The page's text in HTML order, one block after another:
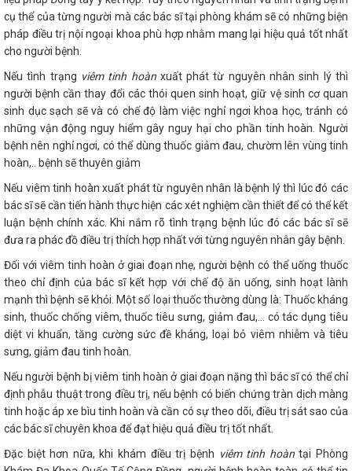
cụ thể của từng người mà các bác sĩ tại phòng khám sẽ có những biện
pháp điều trị nội ngoại khoa phù hợp nhằm mang lại hiệu quả tốt nhất
cho người bệnh.
Nếu tình trạng viêm tinh hoàn xuất phát từ nguyên nhân sinh lý thì
người bệnh cần thay đổi các thói quen sinh hoạt, giữ vệ sinh cơ quan
sinh dục sạch sẽ và có chế độ làm việc nghỉ ngơi khoa học, tránh có
những vận động nguy hiểm gây nguy hại cho phần tinh hoàn. Người
bệnh nên nghỉ ngơi, có thể dùng thuốc giảm đau, chườm lên vùng tinh
hoàn,.. bệnh sẽ thuyên giảm
Nếu viêm tinh hoàn xuất phát từ nguyên nhân là bệnh lý thì lúc đó các
bác sĩ sẽ cần tiến hành thực hiện các xét nghiệm cần thiết để có thể kết
luận bệnh chính xác. Khi nắm rõ tình trạng bệnh lúc đó các bác sĩ sẽ
đưa ra phác đồ điều trị thích hợp nhất với từng nguyên nhân gây bệnh.
Đối với viêm tinh hoàn ở giai đoạn nhẹ, người bệnh có thể uống thuốc
theo chỉ định của bác sĩ kết hợp với chế độ ăn uống, sinh hoạt lành
mạnh thì bệnh sẽ khỏi. Một số loại thuốc thường dùng là: Thuốc kháng
sinh, thuốc chống viêm, thuốc tiêu sưng, giảm đau,… có tác dụng tiêu
diệt vi khuẩn, tăng cường sức đề kháng, loại bỏ viêm nhiễm và tiêu
sưng, giảm đau tinh hoàn.
Nếu người bệnh bị viêm tinh hoàn ở giai đoạn nặng thì bác sĩ có thể chỉ
định phẫu thuật trong điều trị, nếu bệnh có biến chứng tràn dịch màng
tinh hoặc áp xe bìu tinh hoàn và cần có sự theo dõi, điều trị sát sao của
các bác sĩ chuyên khoa để đạt hiệu quả điều trị tốt nhất.
Đặc biệt hơn nữa, khi khám điều trị bệnh viêm tinh hoàntại Phòng